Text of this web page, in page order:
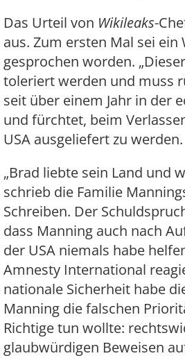
Das Urteil von Wikileaks-
aus. Zum ersten Mal sei
gesprochen worden.
toleriert werden und muss
seit über einem Jahr in der
und fürchtet, beim
USA ausgeliefert zu werden.
„Brad liebte sein Land und
schrieb die Familie
Schreiben. Der
dass Manning auch nach
der USA niemals habe
Amnesty International
nationale Sicherheit habe
Manning die falschen
Richtige tun wollte:
glaubwürdigen Beweisen